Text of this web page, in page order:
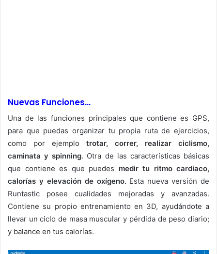
Nuevas Funciones…
Una de las funciones principales que contiene es GPS,
para que puedas organizar tu propia ruta de ejercicios,
como por ejemplo trotar, correr, realizar ciclismo,
caminata y spinning. Otra de las características básicas
que contiene es que puedes medir tu ritmo cardiaco,
calorías y elevación de oxígeno. Esta nueva versión de
Runtastic posee cualidades mejoradas y avanzadas.
Contiene su propio entrenamiento en 3D, ayudándote a
llevar un ciclo de masa muscular y pérdida de peso diario;
y balance en tus calorías.